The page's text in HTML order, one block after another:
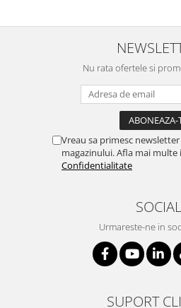
Nu rata ofertele si
Vreau sa primesc
magazinului. Afla mai multe
Confidentialitate
SOCIAL
Urmareste-ne in
SUPORT